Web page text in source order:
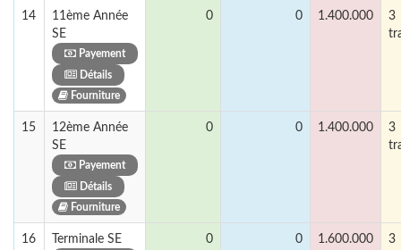
14
11ème Année
SE
Payement
Détails
Fourniture
0 0 1.400.000
3
15
12ème Année
SE
Payement
Détails
Fourniture
0 0 1.400.000
3
16 Terminale SE 0 0 1.600.000
3